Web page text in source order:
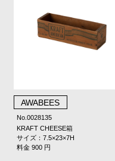
AWABEES
No.0028135
KRAFT CHEESE箱
サイズ：7.5×23×7H
料金 900 円